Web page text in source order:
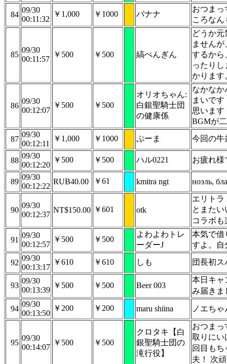
84
09/30
00:11:32
￥1,000 ￥1000 バナナ
おつま
ころなん
85
09/30
00:11:57
￥500 ￥500 縞ぺんぎん
どうか
ません
するから
ったり
かります
86
09/30
00:12:07
￥500 ￥500
オリオちゃん:
白銀聖騎士団
の健康係
なかなか
まいで
思います
BGMが
87
09/30
00:12:11
￥1,000 ￥1000 ぷーま 今回の牛
88
09/30
00:12:20
￥500 ￥500 ハル0221 お疲れ様
89
09/30
00:12:22
RUB40.00 ￥61 kmitra ngt ноэль,
90
09/30
00:12:37
NT$150.00 ￥601 otk
エリトラ
とまた
コラボも
91
09/30
00:12:57
￥500 ￥500
よわよわトレ
ーダーJ
本気で借
すよ。自
92
09/30
00:13:17
￥610 ￥610 しも 団長初
93
09/30
00:13:39
￥500 ￥500 Beer 003
本日キャ
み届きま
94
09/30
00:13:50
￥200 ￥200 maru shiina ノエち
95
09/30
00:14:07
￥500 ￥500
クロタキ【白
銀聖騎士団の
滝行役】
おつまっ
取りにい
回目も
夫！ 次